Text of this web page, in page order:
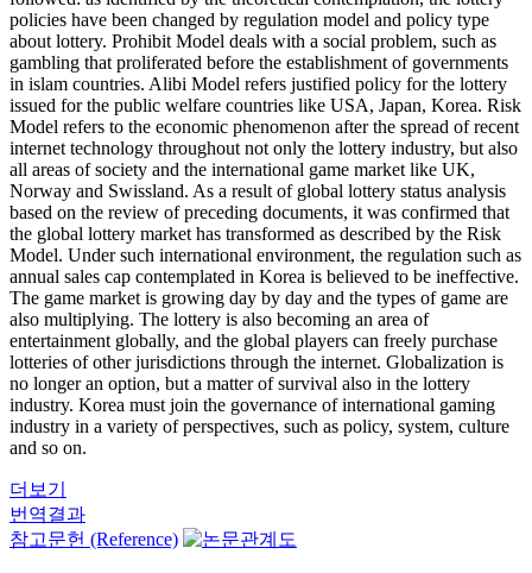
policies have been changed by regulation model and policy type
about lottery. Prohibit Model deals with a social problem, such as
gambling that proliferated before the establishment of governments
in islam countries. Alibi Model refers justified policy for the lottery
issued for the public welfare countries like USA, Japan, Korea. Risk
Model refers to the economic phenomenon after the spread of recent
internet technology throughout not only the lottery industry, but also
all areas of society and the international game market like UK,
Norway and Swissland. As a result of global lottery status analysis
based on the review of preceding documents, it was confirmed that
the global lottery market has transformed as described by the Risk
Model. Under such international environment, the regulation such as
annual sales cap contemplated in Korea is believed to be ineffective.
The game market is growing day by day and the types of game are
also multiplying. The lottery is also becoming an area of
entertainment globally, and the global players can freely purchase
lotteries of other jurisdictions through the internet. Globalization is
no longer an option, but a matter of survival also in the lottery
industry. Korea must join the governance of international gaming
industry in a variety of perspectives, such as policy, system, culture
and so on.
더보기
번역결과
참고문헌 (Reference)